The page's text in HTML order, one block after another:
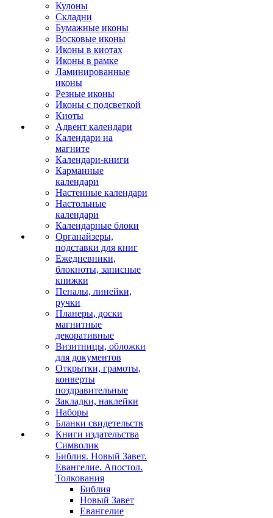
Кулоны
Складни
Бумажные иконы
Восковые иконы
Иконы в киотах
Иконы в рамке
Ламинированные
иконы
Резные иконы
Иконы с подсветкой
Киоты
Адвент календари
Календари на
магните
Календари-книги
Карманные
календари
Настенные календари
Настольные
календари
Календарные блоки
Органайзеры,
подставки для книг
Ежедневники,
блокноты, записные
книжки
Пеналы, линейки,
ручки
Планеры, доски
магнитные
декоративные
Визитницы, обложки
для документов
Открытки, грамоты,
конверты
поздравительные
Закладки, наклейки
Наборы
Бланки свидетельств
Книги издательства
Символик
Библия. Новый Завет.
Евангелие. Апостол.
Толкования
Библия
Новый Завет
Евангелие